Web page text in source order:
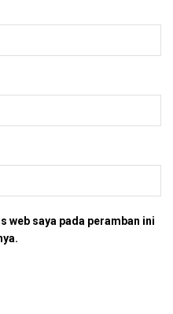
web saya pada peramban ini